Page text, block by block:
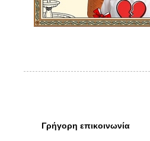
Γρήγορη επικοινωνία